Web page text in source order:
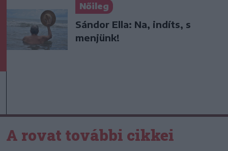
Nőileg
Sándor Ella: Na, indíts, s
menjünk!
A rovat további cikkei